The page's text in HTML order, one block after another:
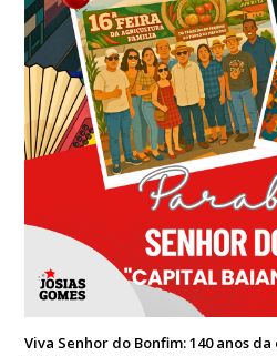
Viva Senhor do Bonfim: 140 anos